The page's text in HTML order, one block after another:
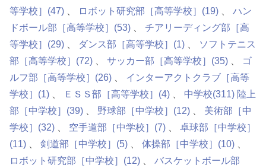
等学校］ (47) ロボット研究部［高等学校］ (19)
ハン
ドボール部［高等学校］ (53)
チアリーディング部［高
等学校］ (29) ダンス部［高等学校］ (1)
ソフトテニス
部［高等学校］ (72) サッカー部［高等学校］ (35)
ゴ
ルフ部［高等学校］ (26)
インターアクトクラブ［高等
学校］ (1) ＥＳＳ部［高等学校］ (4) 中学校(311) 陸上
部［中学校］ (39) 野球部［中学校］ (12)
美術部［中
学校］ (32) 空手道部［中学校］ (7)
卓球部［中学校］
(11)
剣道部［中学校］ (5) 体操部［中学校］ (10)
ロボット研究部［中学校］ (12)
バスケットボール部